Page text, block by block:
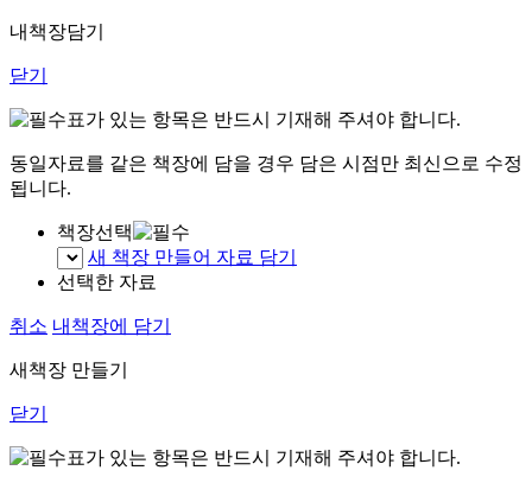
내책장담기
닫기
표가 있는 항목은 반드시 기재해 주셔야 합니다.
동일자료를 같은 책장에 담을 경우 담은 시점만 최신으로 수정
됩니다.
책장선택
새 책장 만들어 자료 담기
선택한 자료
취소 내책장에 담기
새책장 만들기
닫기
표가 있는 항목은 반드시 기재해 주셔야 합니다.